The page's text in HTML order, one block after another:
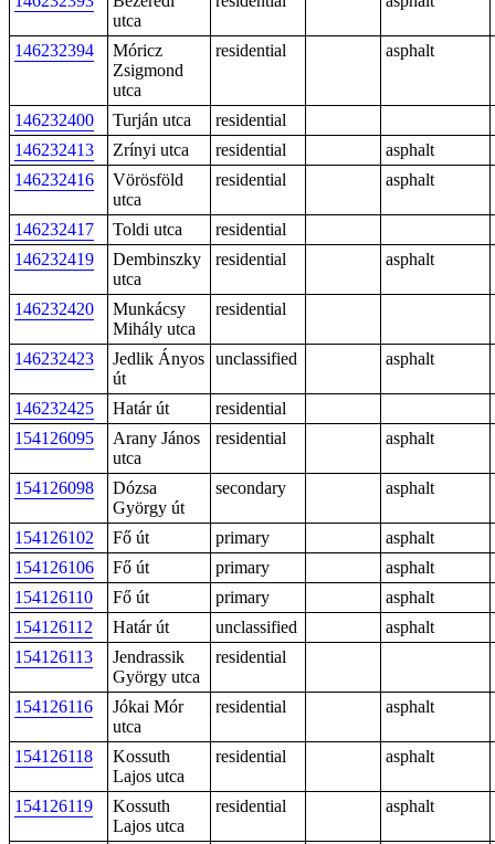
utca
146232394
Móricz
Zsigmond
utca
residential asphalt
146232400 Turján utca
residential
146232413
Zrínyi utca residential
asphalt
146232416
Vörösföld
utca
residential asphalt
146232417 Toldi utca
residential
146232419
Dembinszky
utca
residential asphalt
146232420
Munkácsy
Mihály utca
residential
146232423
Jedlik Ányos
út
unclassified asphalt
146232425 Határ út
residential
154126095
Arany János
utca
residential asphalt
154126098
Dózsa
György út
secondary asphalt
154126102 Fő út primary
asphalt
154126106
Fő út primary
asphalt
154126110
Fő út primary
asphalt
154126112
Határ út unclassified
asphalt
154126113
Jendrassik
György utca
residential
154126116
Jókai Mór
utca
residential asphalt
154126118
Kossuth
Lajos utca
residential asphalt
154126119
Kossuth
Lajos utca
residential asphalt